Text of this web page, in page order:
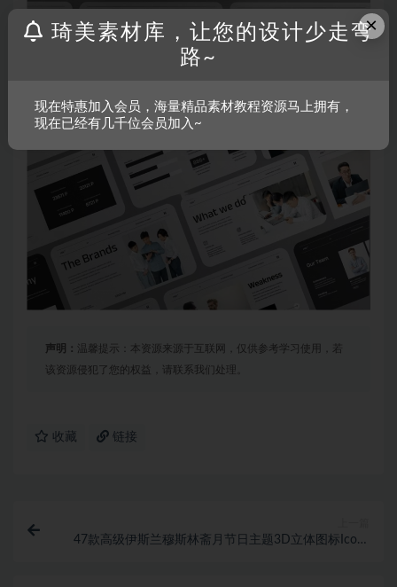
声明： 温馨提示：本资源来源于互联网，仅供参考学习使用，若
该资源侵犯了您的权益，请联系我们处理。
收藏 链接
47款高级伊斯兰穆斯林斋月节日主题3D立体图标Icons
×
琦美素材库，让您的设计少走弯
路~
现在特惠加入会员，海量精品素材教程资源马上拥有，
现在已经有几千位会员加入~